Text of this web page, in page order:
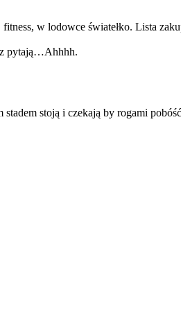
w lodowce światełko. Lista
pytają…Ahhhh.
stoją i czekają by rogami